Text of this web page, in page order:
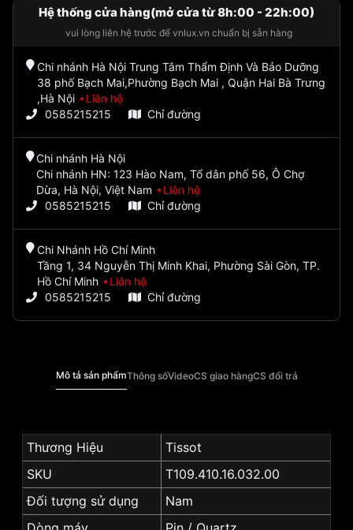
Hệ thống cửa hàng(mở cửa từ 8h:00 - 22h:00)
vui lòng liên hệ trước để vnlux.vn chuẩn bị sẵn hàng
Chi nhánh Hà Nội Trung Tâm Thẩm Định Và Bảo Dưỡng
38 phố Bạch Mai,Phường Bạch Mai , Quận Hai Bà Trưng
,Hà Nội
Liên hệ
0585215215
Chỉ đường
Chi nhánh Hà Nội
Chi nhánh HN: 123 Hào Nam, Tổ dân phố 56, Ô Chợ
Dừa, Hà Nội, Việt Nam
Liên hệ
0585215215
Chỉ đường
Chi Nhánh Hồ Chí Minh
Tầng 1, 34 Nguyễn Thị Minh Khai, Phường Sài Gòn, TP.
Hồ Chí Minh
Liên hệ
0585215215
Chỉ đường
Mô tả sản phẩmThông sốVideoCS giao hàngCS đổi trả
Thương Hiệu
Tissot
SKU
T109.410.16.032.00
Đối tượng sử dụng
Nam